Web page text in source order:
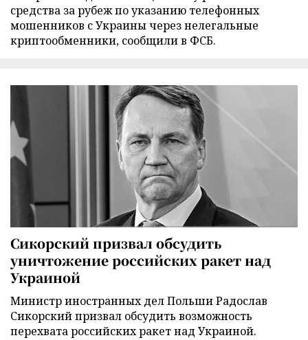
средства за рубеж по указанию телефонных
мошенников с Украины через нелегальные
криптообменники, сообщили в ФСБ.
Сикорский призвал обсудить
уничтожение российских ракет над
Украиной
Министр иностранных дел Польши Радослав
Сикорский призвал обсудить возможность
перехвата российских ракет над Украиной.